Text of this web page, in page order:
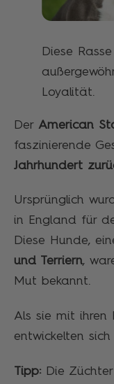
Diese
Loyalität.
Der American
faszinierende
Jahrhundert
Ursprünglich
in England für
Diese Hunde,
und Terriern,
Mut bekannt.
Als sie mit ihren
entwickelten
Tipp: Die